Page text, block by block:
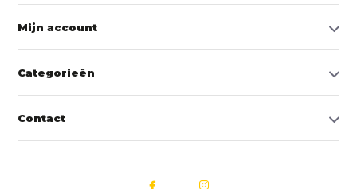
Mijn account
Categorieën
Contact